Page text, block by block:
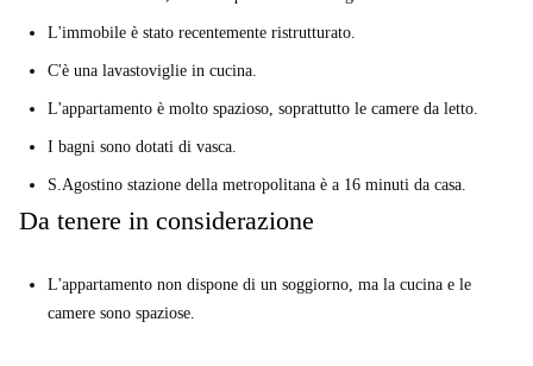
L'immobile è stato recentemente ristrutturato.
C'è una lavastoviglie in cucina.
L'appartamento è molto spazioso, soprattutto le camere da letto.
I bagni sono dotati di vasca.
S.Agostino stazione della metropolitana è a 16 minuti da casa.
Da tenere in considerazione
L'appartamento non dispone di un soggiorno, ma la cucina e le
camere sono spaziose.